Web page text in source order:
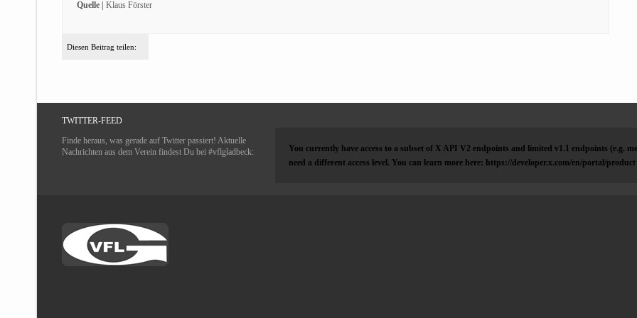
Quelle | Klaus Förster
Diesen Beitrag teilen:
TWITTER-FEED
Finde heraus, was gerade auf Twitter passiert! Aktuelle
Nachrichten aus dem Verein findest Du bei #vflgladbeck:
You currently have access to a subset of X API V2 endpoints and limited v1.1 endpoints (e.g.
need a different access level. You can learn more here: https://developer.x.com/en/portal/product